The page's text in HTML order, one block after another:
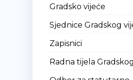
Gradsko vijeće
Sjednice Gradskog
Zapisnici
Radna tijela